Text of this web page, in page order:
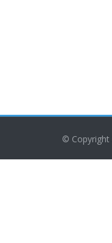
© Copyright